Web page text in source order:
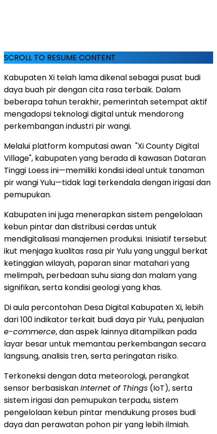
SCROLL TO RESUME CONTENT
Kabupaten Xi telah lama dikenal sebagai pusat budi
daya buah pir dengan cita rasa terbaik. Dalam
beberapa tahun terakhir, pemerintah setempat aktif
mengadopsi teknologi digital untuk mendorong
perkembangan industri pir wangi.
Melalui platform komputasi awan "Xi County Digital
Village", kabupaten yang berada di kawasan Dataran
Tinggi Loess ini—memiliki kondisi ideal untuk tanaman
pir wangi Yulu—tidak lagi terkendala dengan irigasi dan
pemupukan.
Kabupaten ini juga menerapkan sistem pengelolaan
kebun pintar dan distribusi cerdas untuk
mendigitalisasi manajemen produksi. Inisiatif tersebut
ikut menjaga kualitas rasa pir Yulu yang unggul berkat
ketinggian wilayah, paparan sinar matahari yang
melimpah, perbedaan suhu siang dan malam yang
signifikan, serta kondisi geologi yang khas.
Di aula percontohan Desa Digital Kabupaten Xi, lebih
dari 100 indikator terkait budi daya pir Yulu, penjualan
e-commerce, dan aspek lainnya ditampilkan pada
layar besar untuk memantau perkembangan secara
langsung, analisis tren, serta peringatan risiko.
Terkoneksi dengan data meteorologi, perangkat
sensor berbasiskanInternet of Things (IoT), serta
sistem irigasi dan pemupukan terpadu, sistem
pengelolaan kebun pintar mendukung proses budi
daya dan perawatan pohon pir yang lebih ilmiah.